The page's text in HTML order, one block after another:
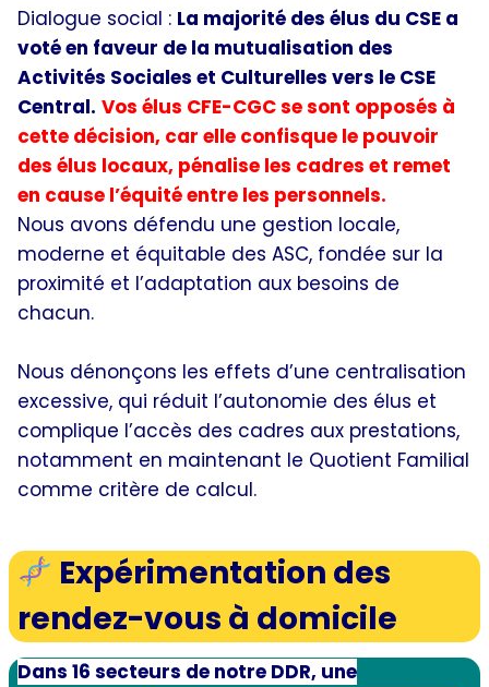
Dialogue social : La majorité des élus du CSE a
voté en faveur de la mutualisation des
Activités Sociales et Culturelles vers le CSE
Central. Vos élus CFE-CGC se sont opposés à
cette décision, car elle confisque le pouvoir
des élus locaux, pénalise les cadres et remet
en cause l’équité entre les personnels.
Nous avons défendu une gestion locale,
moderne et équitable des ASC, fondée sur la
proximité et l’adaptation aux besoins de
chacun.
Nous dénonçons les effets d’une centralisation
excessive, qui réduit l’autonomie des élus et
complique l’accès des cadres aux prestations,
notamment en maintenant le Quotient Familial
comme critère de calcul.
Expérimentation des
rendez-vous à domicile
Dans 16 secteurs de notre DDR, une